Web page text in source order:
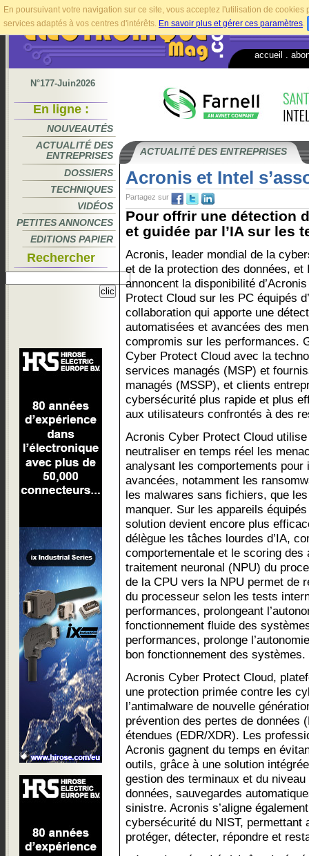
En poursuivant votre navigation sur ce site, vous acceptez l'utilisation de
services adaptés à vos centres d'intérêts. En savoir plus et gérer ces paramètres.
accueil
N°177-Juin2026
En ligne :
NOUVEAUTÉS
ACTUALITÉ DES
ENTREPRISES
DOSSIERS
TECHNIQUES
VIDÉOS
PETITES ANNONCES
EDITIONS PAPIER
Rechercher
ACTUALITÉ DES ENTREPRISES
Acronis et Intel
Partagez sur
Pour offrir une détection
et guidée par l’IA sur les
Acronis, leader mondial de la
et de la protection des données, et
annoncent la disponibilité
Protect Cloud sur les PC équipés
collaboration qui apporte une
automatisées et avancées des
compromis sur les performances.
Cyber Protect Cloud avec la
services managés (MSP) et
managés (MSSP), et clients
cybersécurité plus rapide et plus
aux utilisateurs confrontés à des
Acronis Cyber Protect Cloud utilise
neutraliser en temps réel les
analysant les comportements pour
avancées, notamment les
les malwares sans fichiers, que
manquer. Sur les appareils
solution devient encore plus
délègue les tâches lourdes d’IA,
comportementale et le scoring des
traitement neuronal (NPU) du
de la CPU vers la NPU permet de
du processeur selon les tests
performances, prolongeant
fonctionnement fluide des
performances, prolonge
bon fonctionnement des systèmes.
Acronis Cyber Protect Cloud,
une protection primée contre les
l’antimalware de nouvelle
prévention des pertes de données
étendues (EDR/XDR). Les
Acronis gagnent du temps en
outils, grâce à une solution
gestion des terminaux et du
données, sauvegardes
sinistre. Acronis s’aligne
cybersécurité du NIST, permettant
protéger, détecter, répondre et